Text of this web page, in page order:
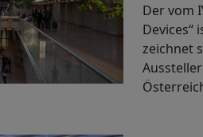
Der vom
Devices“
zeichnet